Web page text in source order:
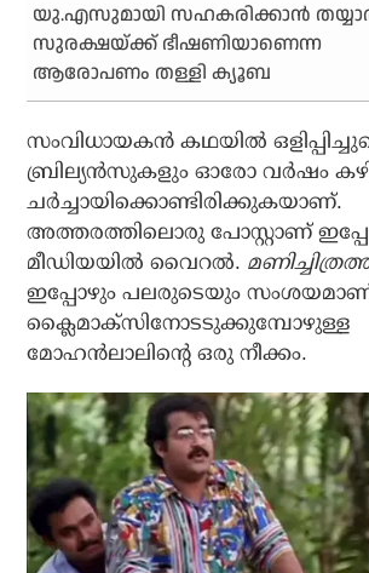
യു.എസുമായി സഹകരിക്കാന്‍
സുരക്ഷയ്ക്ക് ഭീഷണിയാണെന്ന
ആരോപണം തള്ളി ക്യൂബ
സംവിധായകന്‍ കഥയില്‍
ബ്രില്യന്‍സുകളും ഓരോ വര്‍ഷം
ചര്‍ച്ചായിക്കൊണ്ടിരിക്കുകയാണ്.
അത്തരത്തിലൊരു പോസ്റ്റാണ്
മീഡിയയില്‍ വൈറല്‍.
ഇപ്പോഴും പലരുടെയും
ക്ലൈമാക്‌സിനോടടുക്കുമ്പോഴുള്ള
മോഹന്‍ലാലിന്റെ ഒരു നീക്കം.